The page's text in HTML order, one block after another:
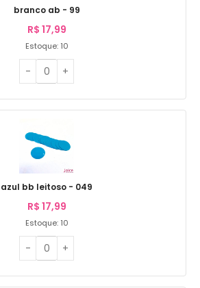
branco ab - 99
R$ 17,99
Estoque: 10
azul bb leitoso - 049
R$ 17,99
Estoque: 10